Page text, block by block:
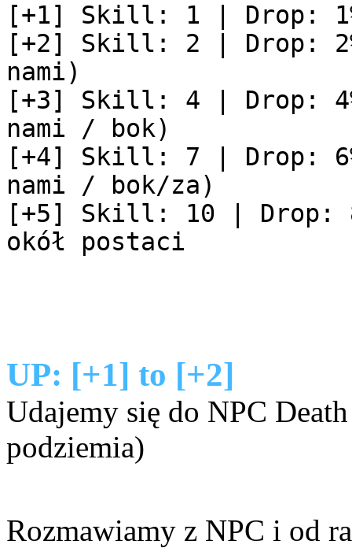
[+1] Skill: 1 | Drop:
[+2] Skill: 2 | Drop:
nami)
[+3] Skill: 4 | Drop:
nami / bok)
[+4] Skill: 7 | Drop:
nami / bok/za)
[+5] Skill: 10 | Drop:
okół postaci
UP: [+1] to [+2]
Udajemy się do NPC
podziemia)
Rozmawiamy z NPC i od